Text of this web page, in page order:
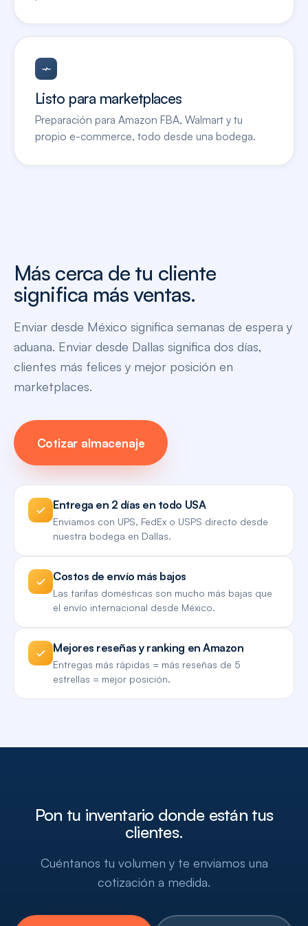
Listo para marketplaces
Preparación para Amazon FBA, Walmart y tu
propio e-commerce, todo desde una bodega.
Más cerca de tu cliente
significa más ventas.
Enviar desde México significa semanas de espera y
aduana. Enviar desde Dallas significa dos días,
clientes más felices y mejor posición en
marketplaces.
Cotizar almacenaje
Entrega en 2 días en todo USA
Enviamos con UPS, FedEx o USPS directo desde
nuestra bodega en Dallas.
Costos de envío más bajos
Las tarifas domésticas son mucho más bajas que
el envío internacional desde México.
Mejores reseñas y ranking en Amazon
Entregas más rápidas = más reseñas de 5
estrellas = mejor posición.
Pon tu inventario donde están tus
clientes.
Cuéntanos tu volumen y te enviamos una
cotización a medida.